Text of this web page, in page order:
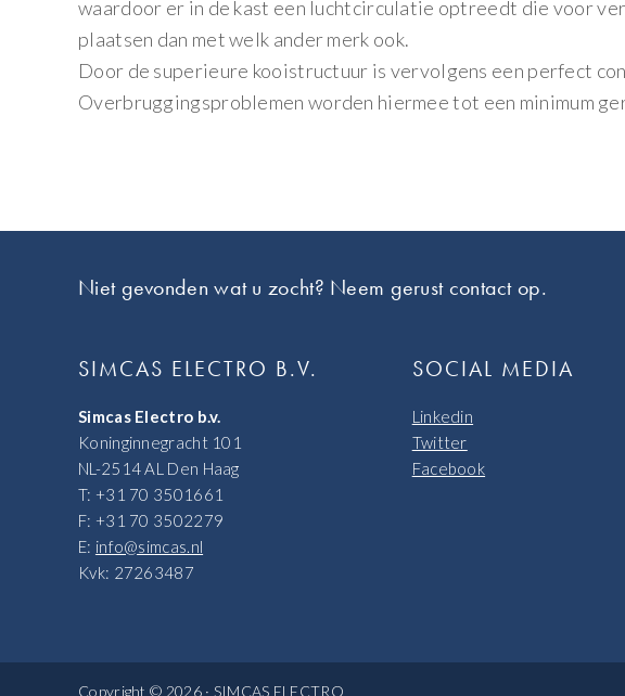
waardoor er in de kast een luchtcirculatie optreedt die voor
plaatsen dan met welk ander merk ook.
Door de superieure kooistructuur is vervolgens een perfect
Overbruggingsproblemen worden hiermee tot een minimum
Niet gevonden wat u zocht? Neem gerust contact op.
SIMCAS ELECTRO B.V.
Simcas Electro b.v.
Koninginnegracht 101
NL-2514 AL Den Haag
T: +31 70 3501661
F: +31 70 3502279
E: info@simcas.nl
Kvk: 27263487
SOCIAL MEDIA
Linkedin
Twitter
Facebook
Copyright © 2026 · SIMCAS ELECTRO